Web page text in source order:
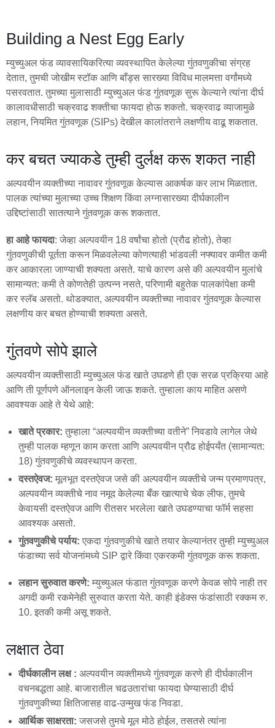
Building a Nest Egg Early
म्युच्युअल फंड व्यावसायिकरित्या व्यवस्थापित केलेल्या गुंतवणुकीचा संग्रह
देतात, तुमची जोखीम स्टॉक आणि बाँड्स सारख्या विविध मालमत्ता वर्गांमध्ये
पसरवतात. तुमच्या मुलासाठी म्युच्युअल फंड गुंतवणूक सुरू केल्याने त्यांना दीर्घ
कालावधीसाठी चक्रवाढ शक्तीचा फायदा होऊ शकतो. चक्रवाढ व्याजामुळे
लहान, नियमित गुंतवणूक (SIPs) देखील कालांतराने लक्षणीय वाढू शकतात.
कर बचत ज्याकडे तुम्ही दुर्लक्ष करू शकत नाही
अल्पवयीन व्यक्तीच्या नावावर गुंतवणूक केल्यास आकर्षक कर लाभ मिळतात.
पालक त्यांच्या मुलाच्या उच्च शिक्षण किंवा लग्नासारख्या दीर्घकालीन
उद्दिष्टांसाठी सातत्याने गुंतवणूक करू शकतात.
हा आहे फायदा: जेव्हा अल्पवयीन 18 वर्षांचा होतो (प्रौढ होतो), तेव्हा
गुंतवणुकीची पूर्तता करून मिळवलेल्या कोणत्याही भांडवली नफ्यावर कमीत कमी
कर आकारला जाण्याची शक्यता असते. याचे कारण असे की अल्पवयीन मुलांचे
सामान्यत: कमी ते कोणतेही उत्पन्न नसते, परिणामी बहुतेक पालकांपेक्षा कमी
कर स्लॅब असतो. थोडक्यात, अल्पवयीन व्यक्तीच्या नावावर गुंतवणूक केल्यास
लक्षणीय कर बचत होण्याची शक्यता असते.
गुंतवणे सोपे झाले
अल्पवयीन व्यक्तीसाठी म्युच्युअल फंड खाते उघडणे ही एक सरळ प्रक्रिया आहे
आणि ती पूर्णपणे ऑनलाइन केली जाऊ शकते. तुम्हाला काय माहित असणे
आवश्यक आहे ते येथे आहे:
खाते प्रकार: तुम्हाला “अल्पवयीन व्यक्तीच्या वतीने” निवडावे लागेल जेथे
तुम्ही पालक म्हणून काम करता आणि अल्पवयीन प्रौढ होईपर्यंत (सामान्यत:
18) गुंतवणुकीचे व्यवस्थापन करता.
दस्तऐवज: मूलभूत दस्तऐवज जसे की अल्पवयीन व्यक्तीचे जन्म प्रमाणपत्र,
अल्पवयीन व्यक्तीचे नाव नमूद केलेल्या बँक खात्याचे चेक लीफ, तुमचे
केवायसी दस्तऐवज आणि रीतसर भरलेला खाते उघडण्याचा फॉर्म सहसा
आवश्यक असतो.
गुंतवणुकीचे पर्याय: एकदा गुंतवणुकीचे खाते तयार केल्यानंतर तुम्ही म्युच्युअल
फंडाच्या सर्व योजनांमध्ये SIP द्वारे किंवा एकरकमी गुंतवणूक करू शकता.
लहान सुरुवात करणे: म्युच्युअल फंडात गुंतवणूक करणे केवळ सोपे नाही तर
अगदी कमी रकमेनेही सुरुवात करता येते. काही इंडेक्स फंडांसाठी रक्कम रु.
10. इतकी कमी असू शकते.
लक्षात ठेवा
दीर्घकालीन लक्ष : अल्पवयीन व्यक्तीमध्ये गुंतवणूक करणे ही दीर्घकालीन
वचनबद्धता आहे. बाजारातील चढउतारांचा फायदा घेण्यासाठी दीर्घ
गुंतवणुकीच्या क्षितिजासह वाढ-उन्मुख फंड निवडा.
आर्थिक साक्षरता: जसजसे तुमचे मूल मोठे होईल, तसतसे त्यांना